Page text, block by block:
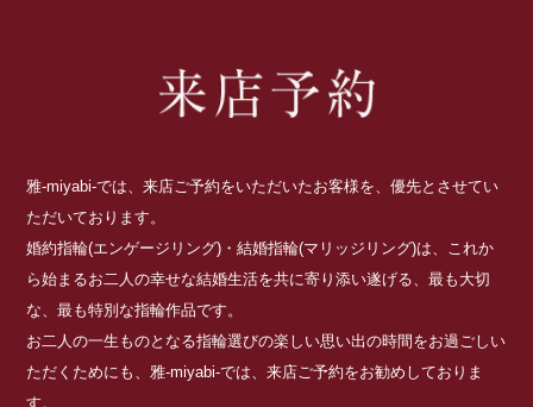
雅-miyabi-では、来店ご予約をいただいたお客様を、優先とさせてい
ただいております。
婚約指輪(エンゲージリング)・結婚指輪(マリッジリング)は、これか
ら始まるお二人の幸せな結婚生活を共に寄り添い遂げる、最も大切
な、最も特別な指輪作品です。
お二人の一生ものとなる指輪選びの楽しい思い出の時間をお過ごしい
ただくためにも、雅-miyabi-では、来店ご予約をお勧めしておりま
す。